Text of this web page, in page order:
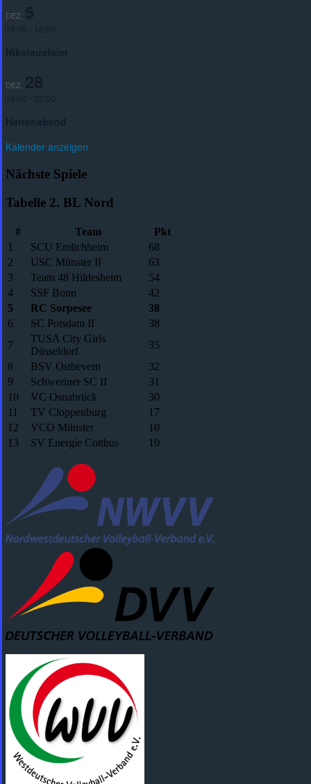
DEZ.
DEZ.
Kalender anzeigen
Nächste Spiele
Tabelle 2. BL Nord
# Team
Pkt
1
SCU Emlichheim
68
2
USC Münster II
63
3
Team 48 Hildesheim
54
4
SSF Bonn
42
5
RC Sorpesee
38
6
SC Potsdam II
38
7
TUSA City Girls
Düsseldorf
35
8
BSV Ostbevern
32
9
Schweriner SC II
31
10
VC Osnabrück
30
11
TV Cloppenburg
17
12
VCO Münster
10
13
SV Energie Cottbus 10